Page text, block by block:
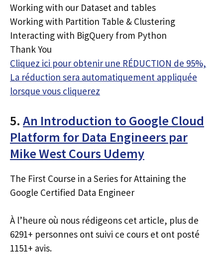
Working with our Dataset and tables
Working with Partition Table & Clustering
Interacting with BigQuery from Python
Thank You
Cliquez ici pour obtenir une RÉDUCTION de 95%,
La réduction sera automatiquement appliquée
lorsque vous cliquerez
5. An Introduction to Google Cloud
Platform for Data Engineers par
Mike West Cours Udemy
The First Course in a Series for Attaining the
Google Certified Data Engineer
À l’heure où nous rédigeons cet article, plus de
6291+ personnes ont suivi ce cours et ont posté
1151+ avis.